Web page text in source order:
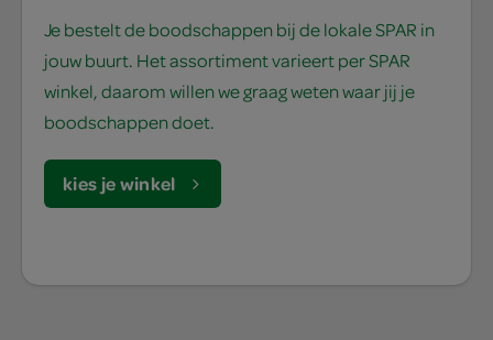
Je bestelt de boodschappen bij de lokale SPAR in
jouw buurt. Het assortiment varieert per SPAR
winkel, daarom willen we graag weten waar jij je
boodschappen doet.
kies je winkel